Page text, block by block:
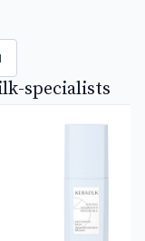
specialists